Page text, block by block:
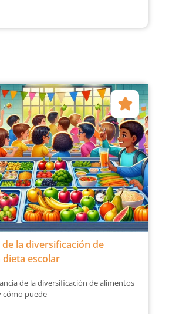
la diversificación de
escolar
de la diversificación de alimentos
cómo puede